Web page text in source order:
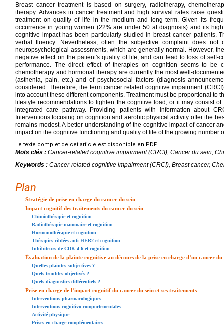
Breast cancer treatment is based on surgery, radiotherapy,
therapy. Advances in cancer treatment and high survival rates raise
treatment on quality of life in the medium and long term. Given its
occurrence in young women (22% are under 50 at diagnosis) and its
cognitive impact has been particularly studied in breast cancer patients.
verbal fluency. Nevertheless, often the subjective complaint does not
neuropsychological assessments, which are generally normal. However,
negative effect on the patient's quality of life, and can lead to loss of self-
performance. The direct effect of therapies on cognition seems to be
chemotherapy and hormonal therapy are currently the most well-
(asthenia, pain, etc.) and of psychosocial factors (diagnosis
considered. Therefore, the term cancer related cognitive impairment
into account these different components. Treatment must be proportional to
lifestyle recommendations to lighten the cognitive load, or it may consist
integrated care pathway. Providing patients with information about
Interventions focusing on cognition and aerobic physical activity offer the
remains modest. A better understanding of the cognitive impact of cancer
impact on the cognitive functioning and quality of life of the growing number
Le texte complet de cet article est disponible en PDF.
Mots clés : Cancer-related cognitive impairment (CRCI), Cancer du sein,
Keywords : Cancer-related cognitive impairment (CRCI), Breast cancer,
Plan
Stratégie de prise en charge du cancer du sein
Impact cognitif des traitements du cancer du sein
Chimiothérapie et cognition
Radiothérapie mammaire et cognition
Hormonothérapie et cognition
Thérapies ciblées anti-HER2 et cognition
Inhibiteurs de CDK 4-6 et cognition
Évaluation de la plainte cognitive au décours de la prise en charge d’un cancer du
Quelles plaintes subjectives ?
Quels troubles objectivés ?
Quels diagnostics différentiels ?
Prise en charge de l’impact cognitif du cancer du sein et ses traitements
Interventions pharmacologiques
Interventions cognitivo-comportementales
Activité physique
Prises en charge complémentaires